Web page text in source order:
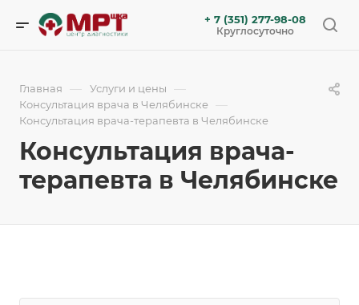
+ 7 (351) 277-98-08
Круглосуточно
Главная — Услуги и цены —
Консультация врача в Челябинске —
Консультация врача-терапевта в Челябинске
Консультация врача-
терапевта в Челябинске